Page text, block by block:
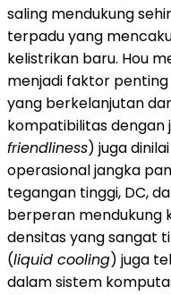
saling mendukung
terpadu yang
kelistrikan baru. Hou
menjadi faktor
yang berkelanjutan
kompatibilitas dengan
friendliness) juga
operasional jangka
tegangan tinggi, DC,
berperan mendukung
densitas yang sangat
(liquid cooling) juga
dalam sistem